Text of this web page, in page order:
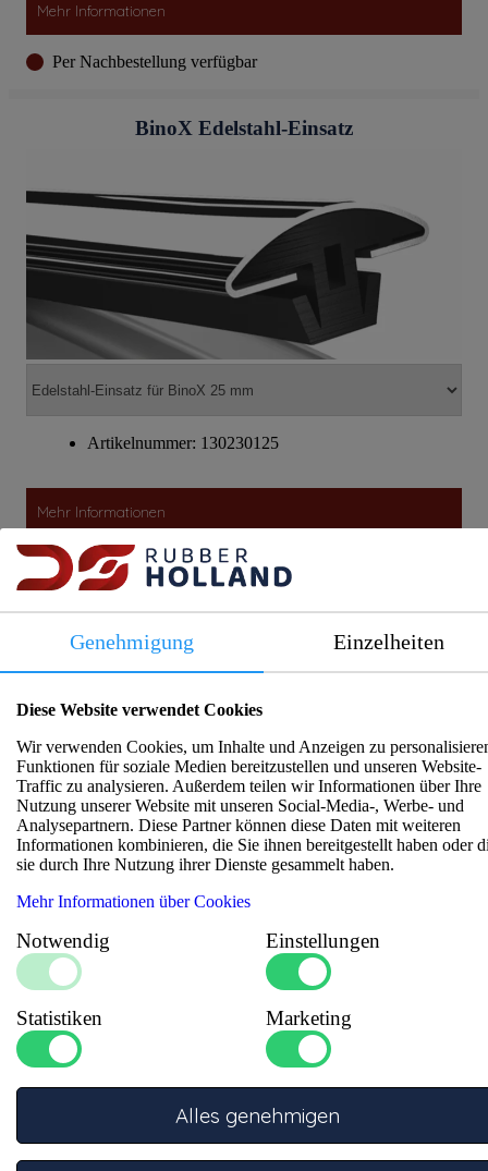
Mehr Informationen
Per Nachbestellung verfügbar
BinoX Edelstahl-Einsatz
Artikelnummer: 130230125
Mehr Informationen
Per Nachbestellung verfügbar
Edelstahl NIRO Endkappe für Bino
Artikelnummer: 130500515
Auf Lager
Genehmigung Einzelheiten
Diese Website verwendet Cookies
Wir verwenden Cookies, um Inhalte und Anzeigen zu
Funktionen für soziale Medien bereitzustellen und unseren Website-
Traffic zu analysieren. Außerdem teilen wir Informationen über Ihre
Nutzung unserer Website mit unseren Social-Media-, Werbe- und
Analysepartnern. Diese Partner können diese Daten mit weiteren
Informationen kombinieren, die Sie ihnen bereitgestellt haben oder
sie durch Ihre Nutzung ihrer Dienste gesammelt haben.
Mehr Informationen über Cookies
Notwendig Einstellungen
Statistiken Marketing
Alles genehmigen